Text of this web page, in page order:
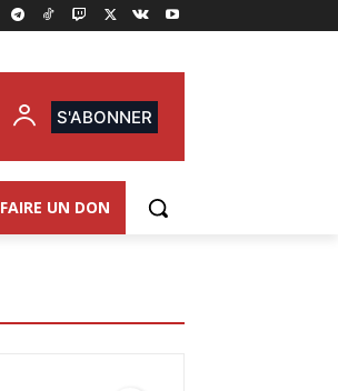
S'ABONNER
FAIRE UN DON